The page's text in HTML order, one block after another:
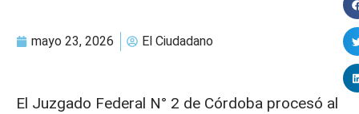
mayo 23, 2026 El Ciudadano
El Juzgado Federal N° 2 de Córdoba procesó al